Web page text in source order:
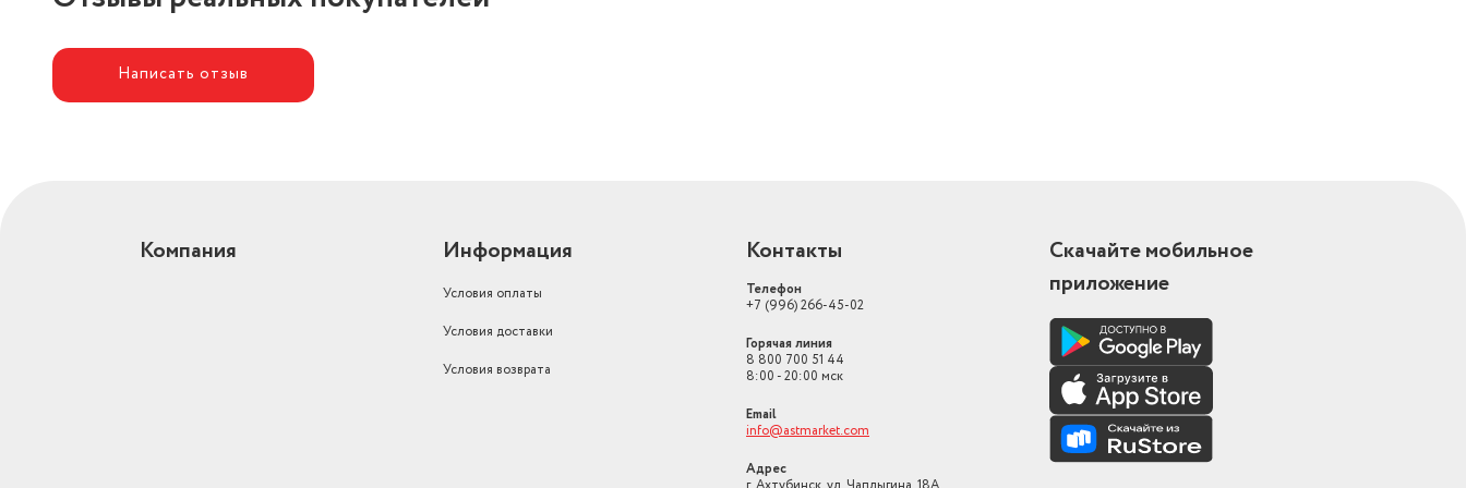
метрах
0.093
Объем товара в упаковке, в
Диапазон воспроизводимых
частот
65 - 20000 Гц
Количество элементов питания
1
Написать отзыв
Компания Информация
Условия оплаты
Условия доставки
Условия возврата
Контакты
Телефон
+7 (996) 266-45-02
Горячая линия
8 800 700 51 44
8:00 - 20:00 мск
Email
info@astmarket.com
Адрес
Скачайте мобильное
приложение